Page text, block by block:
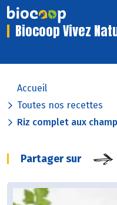
Biocoop Vivez
Accueil
Toutes nos recettes
Riz complet aux
Partager sur